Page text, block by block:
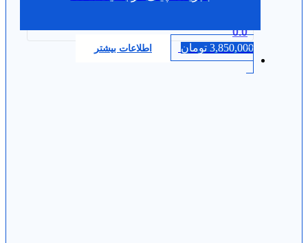
0.0
3,850,000 تومان اطلاعات بیشتر